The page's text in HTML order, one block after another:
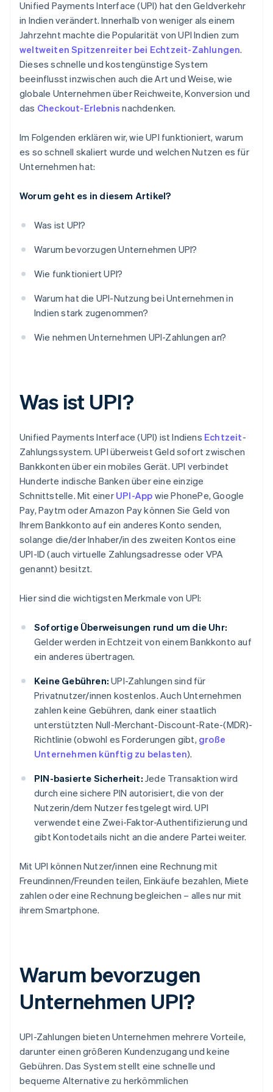
Netzwerkeffekte
Zahlungslinks
Unified Payments Interface (UPI) hat den Geldverkehr
in Indien verändert. Innerhalb von weniger als einem
Jahrzehnt machte die Popularität von UPI Indien zum
weltweiten Spitzenreiter bei Echtzeit-Zahlungen.
Dieses schnelle und kostengünstige System
beeinflusst inzwischen auch die Art und Weise, wie
globale Unternehmen über Reichweite, Konversion und
das Checkout-Erlebnis nachdenken.
Im Folgenden erklären wir, wie UPI funktioniert, warum
es so schnell skaliert wurde und welchen Nutzen es für
Unternehmen hat:
Worum geht es in diesem Artikel?
Was ist UPI?
Warum bevorzugen Unternehmen UPI?
Wie funktioniert UPI?
Warum hat die UPI-Nutzung bei Unternehmen in
Indien stark zugenommen?
Wie nehmen Unternehmen UPI-Zahlungen an?
Was ist UPI?
Unified Payments Interface (UPI) ist Indiens Echtzeit-
Zahlungssystem. UPI überweist Geld sofort zwischen
Bankkonten über ein mobiles Gerät. UPI verbindet
Hunderte indische Banken über eine einzige
Schnittstelle. Mit einer UPI-App wie PhonePe, Google
Pay, Paytm oder Amazon Pay können Sie Geld von
Ihrem Bankkonto auf ein anderes Konto senden,
solange die/der Inhaber/in des zweiten Kontos eine
UPI-ID (auch virtuelle Zahlungsadresse oder VPA
genannt) besitzt.
Hier sind die wichtigsten Merkmale von UPI:
Sofortige Überweisungen rund um die Uhr:
Gelder werden in Echtzeit von einem Bankkonto auf
ein anderes übertragen.
Keine Gebühren: UPI-Zahlungen sind für
Privatnutzer/innen kostenlos. Auch Unternehmen
zahlen keine Gebühren, dank einer staatlich
unterstützten Null-Merchant-Discount-Rate-(MDR)-
Richtlinie (obwohl es Forderungen gibt, große
Unternehmen künftig zu belasten).
PIN-basierte Sicherheit: Jede Transaktion wird
durch eine sichere PIN autorisiert, die von der
Nutzerin/dem Nutzer festgelegt wird. UPI
verwendet eine Zwei-Faktor-Authentifizierung und
gibt Kontodetails nicht an die andere Partei weiter.
Mit UPI können Nutzer/innen eine Rechnung mit
Freundinnen/Freunden teilen, Einkäufe bezahlen, Miete
zahlen oder eine Rechnung begleichen – alles nur mit
ihrem Smartphone.
Warum bevorzugen
Unternehmen UPI?
UPI-Zahlungen bieten Unternehmen mehrere Vorteile,
darunter einen größeren Kundenzugang und keine
Gebühren. Das System stellt eine schnelle und
bequeme Alternative zu herkömmlichen